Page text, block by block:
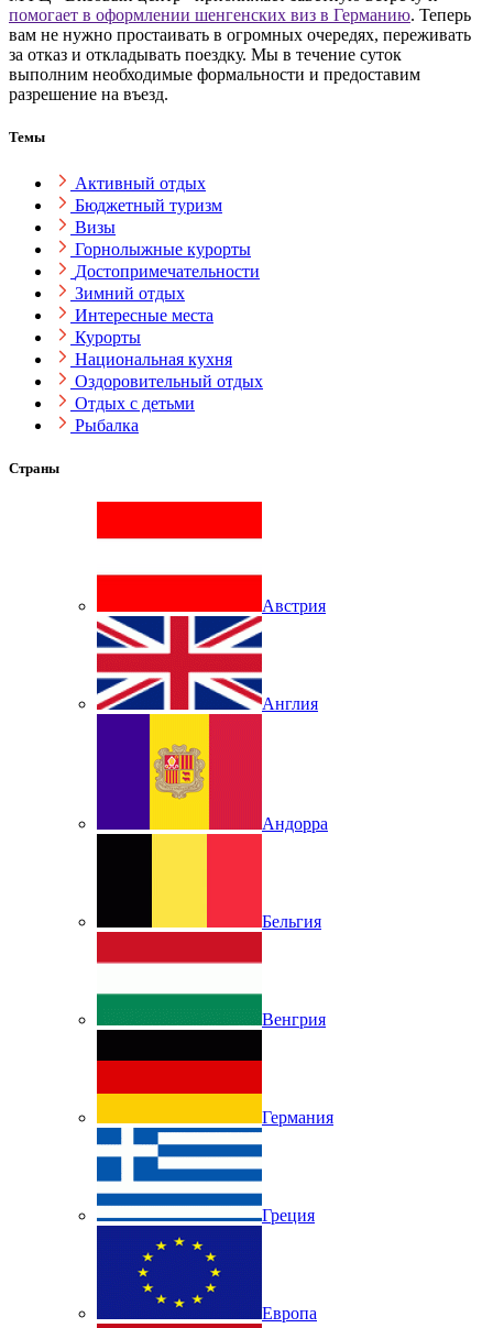
помогает в оформлении шенгенских виз в Германию. Теперь
вам не нужно простаивать в огромных очередях, переживать
за отказ и откладывать поездку. Мы в течение суток
выполним необходимые формальности и предоставим
разрешение на въезд.
Темы
Активный отдых
Бюджетный туризм
Визы
Горнолыжные курорты
Достопримечательности
Зимний отдых
Интересные места
Курорты
Национальная кухня
Оздоровительный отдых
Отдых с детьми
Рыбалка
Страны
Австрия
Англия
Андорра
Бельгия
Венгрия
Германия
Греция
Европа